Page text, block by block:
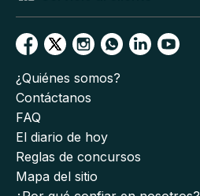
¿Quiénes somos?
Contáctanos
FAQ
El diario de hoy
Reglas de concursos
Mapa del sitio